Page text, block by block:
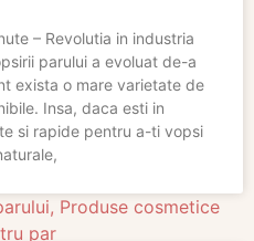
– Revolutia in industria
parului a evoluat de-a
exista o mare varietate de
Insa, daca esti in
si rapide pentru a-ti vopsi
, Produse cosmetice
par